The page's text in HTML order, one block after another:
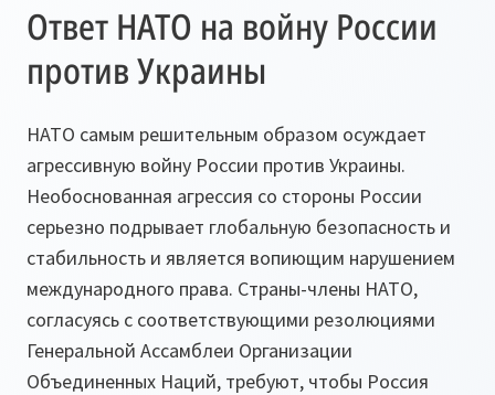
Ответ НАТО на войну России
против Украины
НАТО самым решительным образом осуждает
агрессивную войну России против Украины.
Необоснованная агрессия со стороны России
серьезно подрывает глобальную безопасность и
стабильность и является вопиющим нарушением
международного права. Страны-члены НАТО,
согласуясь с соответствующими резолюциями
Генеральной Ассамблеи Организации
Объединенных Наций, требуют, чтобы Россия